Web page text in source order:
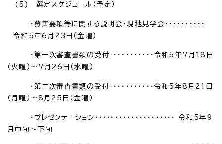
(5) 選定スケジュール（予定）
・募集要項等に関する説明会・現地見学会・・・・・・・・・・
令和5年6月23日（金曜）
・第一次審査書類の受付・・・・・・・・・・・令和5年7月18日
（火曜）～7月26日（水曜）
・第二次審査書類の受付・・・・・・・・・・・令和5年8月21日
（月曜）～8月25日（金曜）
・プレゼンテーション・・・・・・・・・・・・・・・・・・・・ 令和5年9
月中旬～下旬